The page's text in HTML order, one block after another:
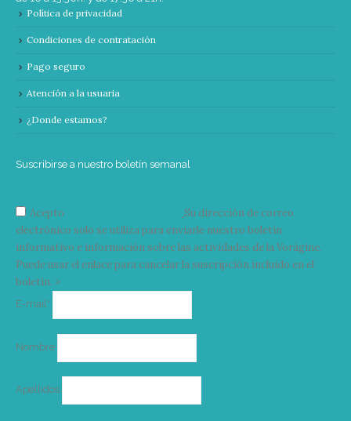
Política de privacidad
Condiciones de contratación
Pago seguro
Atención a la usuaria
¿Donde estamos?
Suscribirse a nuestro boletín semanal
Acepto
Su dirección de correo
electrónico solo se utiliza para enviarle nuestro boletín
informativo e información sobre las actividades de la Vorágine.
Puede usar el enlace para cancelar la suscripción incluido en el
boletín. >
E-mail*
Nombre
Apellidos